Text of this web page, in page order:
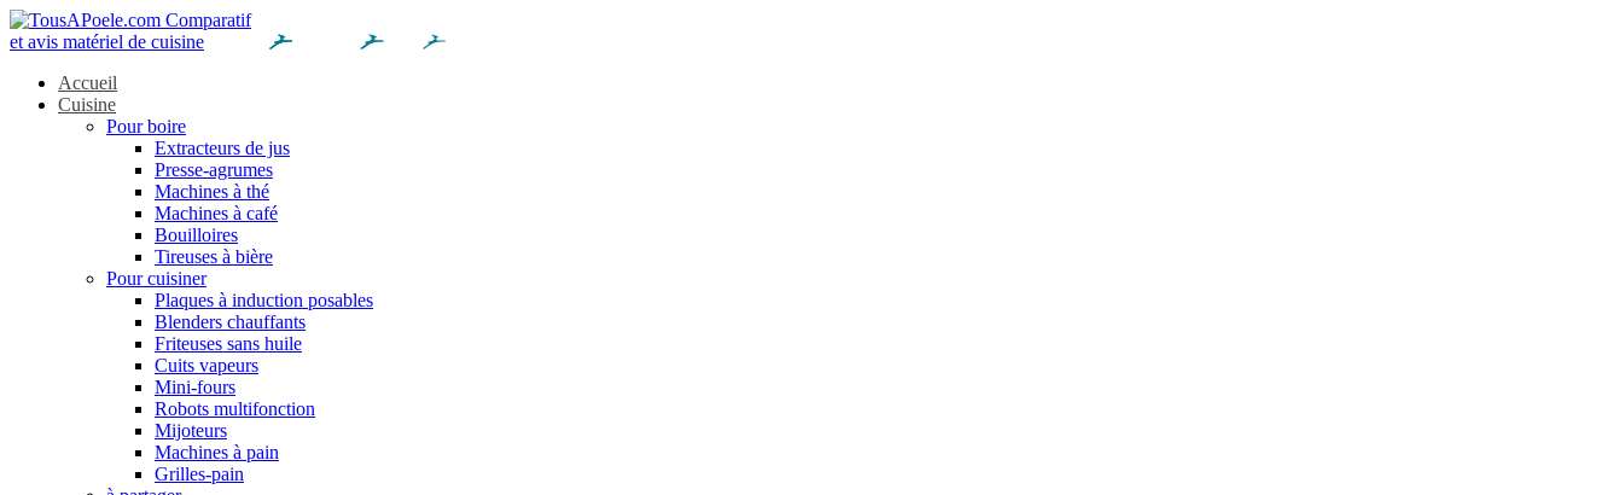
Accueil
Cuisine
Pour boire
Extracteurs de jus
Presse-agrumes
Machines à thé
Machines à café
Bouilloires
Tireuses à bière
Pour cuisiner
Plaques à induction posables
Blenders chauffants
Friteuses sans huile
Cuits vapeurs
Mini-fours
Robots multifonction
Mijoteurs
Machines à pain
Grilles-pain